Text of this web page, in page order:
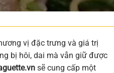
vị đặc trưng và giá trị
bị hôi, dai mà vẫn giữ được
sẽ cung cấp một